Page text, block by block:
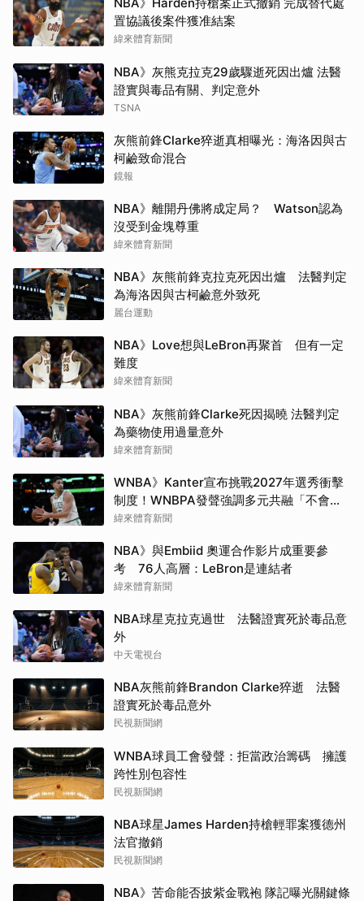
置協議後案件獲准結案
緯來體育新聞
NBA》灰熊克拉克29歲驟逝死因出爐 法醫
證實與毒品有關、判定意外
TSNA
灰熊前鋒Clarke猝逝真相曝光：海洛因與古
柯鹼致命混合
鏡報
NBA》離開丹佛將成定局？ Watson認為
沒受到金塊尊重
緯來體育新聞
NBA》灰熊前鋒克拉克死因出爐 法醫判定
為海洛因與古柯鹼意外致死
麗台運動
NBA》Love想與LeBron再聚首 但有一定
難度
緯來體育新聞
NBA》灰熊前鋒Clarke死因揭曉 法醫判定
為藥物使用過量意外
緯來體育新聞
WNBA》Kanter宣布挑戰2027年選秀衝擊
制度！WNBPA發聲強調多元共融「不會成
為政治棋子」
緯來體育新聞
NBA》與Embiid 奧運合作影片成重要參
考 76人高層：LeBron是連結者
緯來體育新聞
NBA球星克拉克過世 法醫證實死於毒品意
外
中天電視台
NBA灰熊前鋒Brandon Clarke猝逝 法醫
證實死於毒品意外
民視新聞網
WNBA球員工會發聲：拒當政治籌碼 擁護
跨性別包容性
民視新聞網
NBA球星James Harden持槍輕罪案獲德州
法官撤銷
民視新聞網
NBA》苦命能否披紫金戰袍 隊記曝光關鍵條